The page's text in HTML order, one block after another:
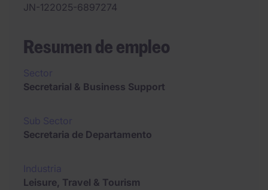
JN-122025-6897274
Resumen de empleo
Secretarial & Business Support
Secretaria de Departamento
Leisure, Travel & Tourism